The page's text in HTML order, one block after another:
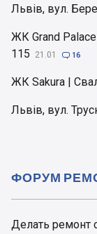
Львів, вул.
ЖК Grand
115
21.01  16
ЖК Sakura |
Львів, вул.
Делать ремонт
ФОРУМ